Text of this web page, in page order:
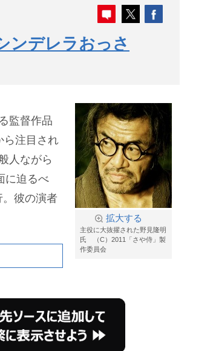
ンデレラおっさ
拡大する
主役に大抜擢された野見隆明
氏 （C）2011「さや侍」製
作委員会
監督作品
ら注目され
人ながら
に迫るべ
。彼の演者